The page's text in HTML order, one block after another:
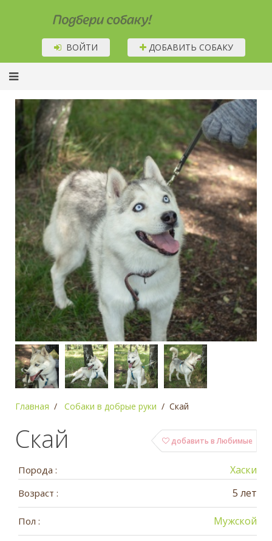
Подбери собаку!
ВОЙТИ ДОБАВИТЬ СОБАКУ
Главная Собаки в добрые руки Скай
добавить в Любимые
Скай
Порода : Хаски
Возраст : 5 лет
Пол : Мужской